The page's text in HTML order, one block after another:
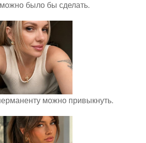
было бы сделать.
можно привыкнуть.